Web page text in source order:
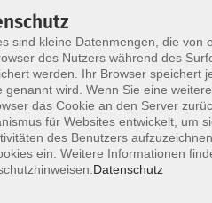
sind kleine Datenmengen, die von
des Nutzers während des
werden. Ihr Browser speichert
genannt wird. Wenn Sie eine
das Cookie an den Server
für Websites entwickelt, um
des Benutzers
ein. Weitere Informationen
Datenschutz